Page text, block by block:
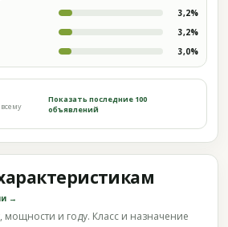
3,2%
3,2%
3,0%
Показать последние 100
объявлений
→
и году. Класс и назначение